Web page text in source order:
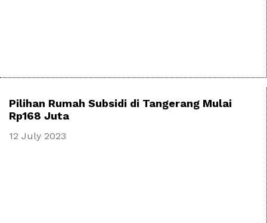
Pilihan Rumah Subsidi di Tangerang Mulai
Rp168 Juta
12 July 2023